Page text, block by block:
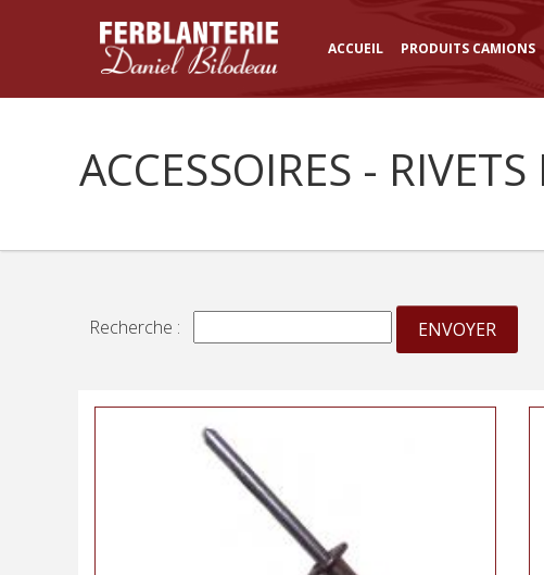
ACCUEIL PRODUITS CAMIONS
ACCESSOIRES -
Recherche :